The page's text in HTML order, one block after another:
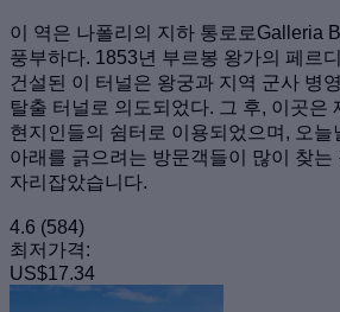
이 역은 나폴리의 지하 통로로Galleria
풍부하다. 1853년 부르봉 왕가의 페르
건설된 이 터널은 왕궁과 지역 군사 병
탈출 터널로 의도되었다. 그 후, 이곳은
현지인들의 쉼터로 이용되었으며, 오늘
아래를 긁으려는 방문객들이 많이 찾는
자리잡았습니다.
4.6 (584)
최저가격:
US$17.34